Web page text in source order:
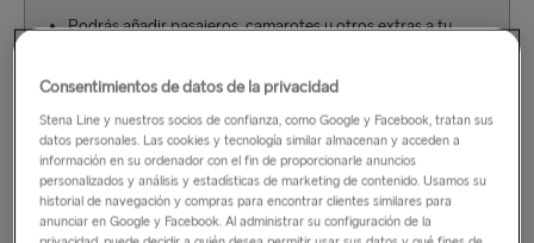
Podrás añadir pasajeros, camarotes u otros extras a tu
la diferencia de precio.
Te cobraremos una tarifa por rectificación además de la
diferencia de precio si cambias la ruta, la fecha o la hora de
salida.
No recibirás ningún reembolso al cancelar alguna parte de
Consentimientos de datos de la privacidad
Stena Line y nuestros socios de confianza, como Google y Facebook, tratan sus
datos personales. Las cookies y tecnología similar almacenan y acceden a
información en su ordenador con el fin de proporcionarle anuncios
personalizados y análisis y estadísticas de marketing de contenido. Usamos su
historial de navegación y compras para encontrar clientes similares para
anunciar en Google y Facebook. Al administrar su configuración de la